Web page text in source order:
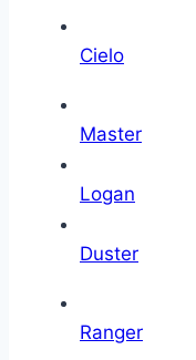
Cielo
Master
Logan
Duster
Ranger